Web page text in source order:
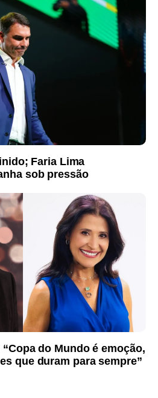
Faria Lima
sob pressão
do Mundo é emoção,
que duram para sempre”